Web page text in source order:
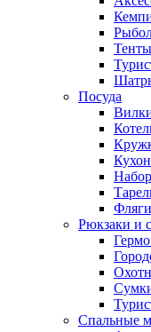
Тенты
Посуда
Фляги
Рюкзаки и
Спальные